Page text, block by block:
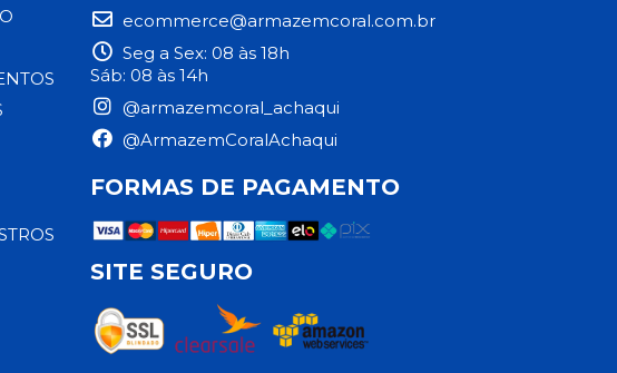
ecommerce@armazemcoral.com.br
Seg a Sex: 08 às 18h
Sáb: 08 às 14h
@armazemcoral_achaqui
@ArmazemCoralAchaqui
FORMAS DE PAGAMENTO
SITE SEGURO